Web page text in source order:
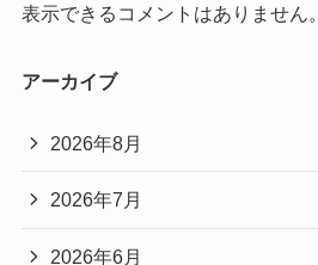
表示できるコメントはありません。
アーカイブ
2026年8月
2026年7月
2026年6月